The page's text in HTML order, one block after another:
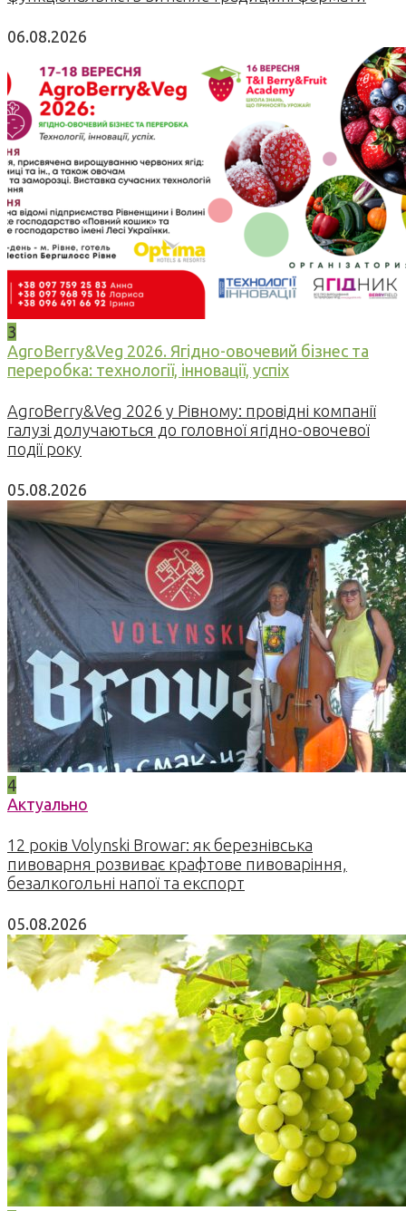
06.08.2026
3
AgroBerry&Veg 2026. Ягідно-овочевий бізнес та
переробка: технології, інновації, успіх
AgroBerry&Veg 2026 у Рівному: провідні компанії
галузі долучаються до головної ягідно-овочевої
події року
05.08.2026
4
Актуально
12 років Volynski Browar: як березнівська
пивоварня розвиває крафтове пивоваріння,
безалкогольні напої та експорт
05.08.2026